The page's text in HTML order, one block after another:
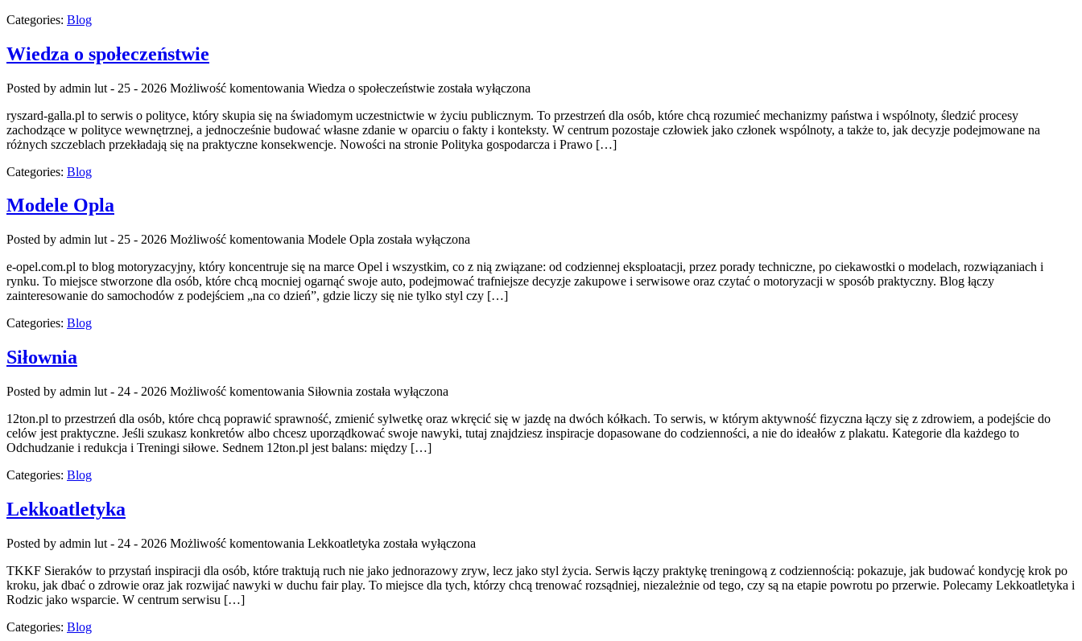
Categories: Blog
Wiedza o społeczeństwie
Posted by admin lut - 25 - 2026 Możliwość komentowania Wiedza o społeczeństwie została wyłączona
ryszard-galla.pl to serwis o polityce, który skupia się na świadomym uczestnictwie w życiu publicznym. To przestrzeń dla osób, które chcą rozumieć mechanizmy państwa i wspólnoty, śledzić procesy
zachodzące w polityce wewnętrznej, a jednocześnie budować własne zdanie w oparciu o fakty i konteksty. W centrum pozostaje człowiek jako członek wspólnoty, a także to, jak decyzje podejmowane na
różnych szczeblach przekładają się na praktyczne konsekwencje. Nowości na stronie Polityka gospodarcza i Prawo […]
Categories: Blog
Modele Opla
Posted by admin lut - 25 - 2026 Możliwość komentowania Modele Opla została wyłączona
e-opel.com.pl to blog motoryzacyjny, który koncentruje się na marce Opel i wszystkim, co z nią związane: od codziennej eksploatacji, przez porady techniczne, po ciekawostki o modelach, rozwiązaniach i
rynku. To miejsce stworzone dla osób, które chcą mocniej ogarnąć swoje auto, podejmować trafniejsze decyzje zakupowe i serwisowe oraz czytać o motoryzacji w sposób praktyczny. Blog łączy
zainteresowanie do samochodów z podejściem „na co dzień”, gdzie liczy się nie tylko styl czy […]
Categories: Blog
Siłownia
Posted by admin lut - 24 - 2026 Możliwość komentowania Siłownia została wyłączona
12ton.pl to przestrzeń dla osób, które chcą poprawić sprawność, zmienić sylwetkę oraz wkręcić się w jazdę na dwóch kółkach. To serwis, w którym aktywność fizyczna łączy się z zdrowiem, a podejście do
celów jest praktyczne. Jeśli szukasz konkretów albo chcesz uporządkować swoje nawyki, tutaj znajdziesz inspiracje dopasowane do codzienności, a nie do ideałów z plakatu. Kategorie dla każdego to
Odchudzanie i redukcja i Treningi siłowe. Sednem 12ton.pl jest balans: między […]
Categories: Blog
Lekkoatletyka
Posted by admin lut - 24 - 2026 Możliwość komentowania Lekkoatletyka została wyłączona
TKKF Sieraków to przystań inspiracji dla osób, które traktują ruch nie jako jednorazowy zryw, lecz jako styl życia. Serwis łączy praktykę treningową z codziennością: pokazuje, jak budować kondycję krok po
kroku, jak dbać o zdrowie oraz jak rozwijać nawyki w duchu fair play. To miejsce dla tych, którzy chcą trenować rozsądniej, niezależnie od tego, czy są na etapie powrotu po przerwie. Polecamy Lekkoatletyka i
Rodzic jako wsparcie. W centrum serwisu […]
Categories: Blog